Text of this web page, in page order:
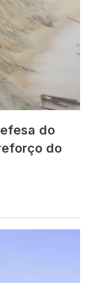
do
do